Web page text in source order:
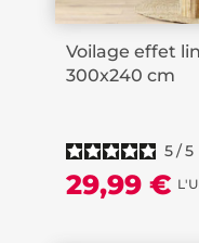
Voilage effet
300x240 cm
5/5
29,99 €